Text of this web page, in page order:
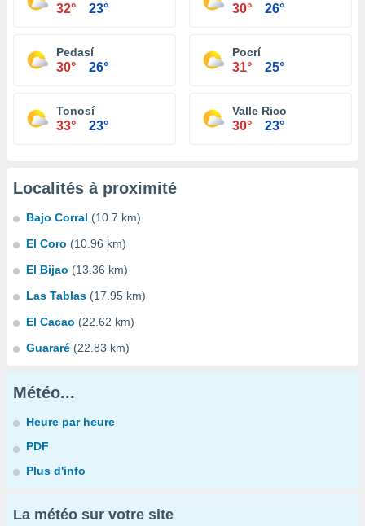
32° 23° 30° 26°
Pedasí
30° 26°
Pocrí
31° 25°
Tonosí
33° 23°
Valle Rico
30° 23°
Localités à proximité
Bajo Corral (10.7 km)
El Coro (10.96 km)
El Bijao (13.36 km)
Las Tablas (17.95 km)
El Cacao (22.62 km)
Guararé (22.83 km)
Météo...
Heure par heure
PDF
Plus d'info
La météo sur votre site